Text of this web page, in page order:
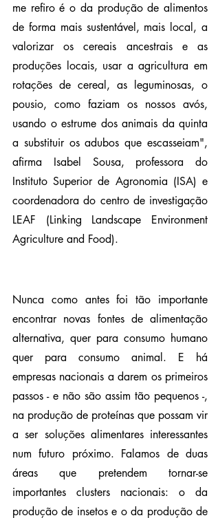
me refiro é o da produção de alimentos
de forma mais sustentável, mais local, a
valorizar os cereais ancestrais e as
produções locais, usar a agricultura em
rotações de cereal, as leguminosas, o
pousio, como faziam os nossos avós,
usando o estrume dos animais da quinta
a substituir os adubos que escasseiam",
afirma Isabel Sousa, professora do
Instituto Superior de Agronomia (ISA) e
coordenadora do centro de investigação
LEAF (Linking Landscape Environment
Agriculture and Food).
Nunca como antes foi tão importante
encontrar novas fontes de alimentação
alternativa, quer para consumo humano
quer para consumo animal. E há
empresas nacionais a darem os primeiros
passos - e não são assim tão pequenos -,
na produção de proteínas que possam vir
a ser soluções alimentares interessantes
num futuro próximo. Falamos de duas
áreas que pretendem tornar-se
importantes clusters nacionais: o da
produção de insetos e o da produção de